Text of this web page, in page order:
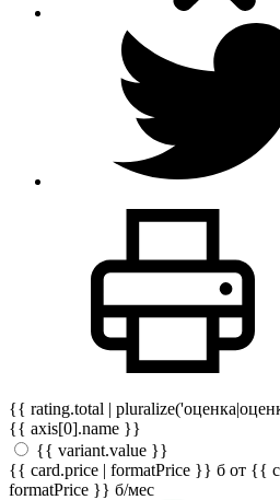
{{ rating.total |
{{ axis[0].name }}
{{ variant.value }}
{{ card.price | formatPrice }} б от {{
formatPrice }} б/мес